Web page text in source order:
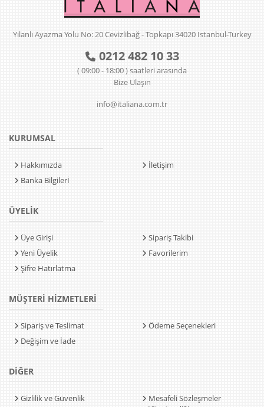
Yılanlı Ayazma Yolu No: 20 Cevizlibağ - Topkapı 34020 Istanbul-Turkey
0212 482 10 33
( 09:00 - 18:00 ) saatleri arasında
Bize Ulaşın
info@italiana.com.tr
KURUMSAL
Hakkımızda
Banka Bilgilerİ
İletişim
ÜYELİK
Üye Girişi
Yeni Üyelik
Şifre Hatırlatma
Sipariş Takibi
Favorilerim
MÜŞTERİ HİZMETLERİ
Sipariş ve Teslimat
Değişim ve İade
Ödeme Seçenekleri
DİĞER
Gizlilik ve Güvenlik
Mesafeli Sözleşmeler